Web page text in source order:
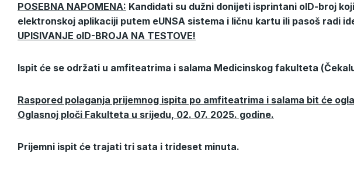
POSEBNA NAPOMENA: Kandidati su dužni donijeti isprintani oID-broj
elektronskoj aplikaciji putem eUNSA sistema i ličnu kartu ili pasoš radi
UPISIVANJE oID-BROJA NA TESTOVE!
Ispit će se održati u amfiteatrima i salama Medicinskog fakulteta
Raspored polaganja prijemnog ispita po amfiteatrima i salama bit će
Oglasnoj ploči Fakulteta u srijedu, 02. 07. 2025. godine.
Prijemni ispit će trajati tri sata i trideset minuta.